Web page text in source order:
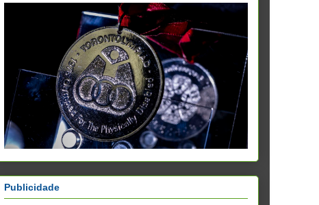
Publicidade